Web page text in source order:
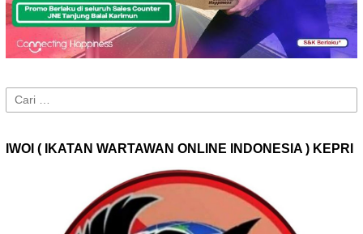
Cari
untuk:
IWOI ( IKATAN WARTAWAN ONLINE INDONESIA ) KEPRI